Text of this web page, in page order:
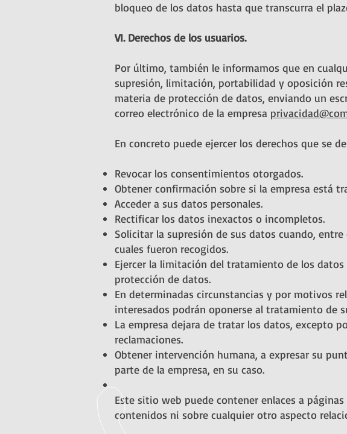
bloqueo de los datos hasta que transcurra el
VI. Derechos de los usuarios.
Por último, también le informamos que en
supresión, limitación, portabilidad y oposición
materia de protección de datos, enviando un
correo electrónico de la empresa
En concreto puede ejercer los derechos que se
Revocar los consentimientos otorgados.
Obtener confirmación sobre si la empresa está
Acceder a sus datos personales.
Rectificar los datos inexactos o incompletos.
Solicitar la supresión de sus datos cuando,
cuales fueron recogidos.
Ejercer la limitación del tratamiento de los
protección de datos.
En determinadas circunstancias y por motivos
interesados podrán oponerse al tratamiento de
La empresa dejara de tratar los datos, excepto
reclamaciones.
Obtener intervención humana, a expresar su
parte de la empresa, en su caso.
Este sitio web puede contener enlaces a
contenidos ni sobre cualquier otro aspecto